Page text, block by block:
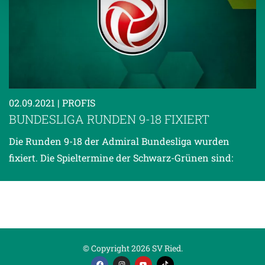
Weitere Details, insbesondere zu Speicherdauer und
Empfänger entnehmen Sie unserer
Datenschutzerklärung.
02.09.2021 | PROFIS
BUNDESLIGA RUNDEN 9-18 FIXIERT
Die Runden 9-18 der Admiral Bundesliga wurden
fixiert. Die Spieltermine der Schwarz-Grünen sind:
© Copyright 2026 SV Ried.